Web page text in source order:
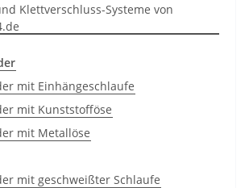
Klettverschluss-Systeme von
mit Einhängeschlaufe
mit Kunststofföse
mit Metallöse
mit geschweißter Schlaufe